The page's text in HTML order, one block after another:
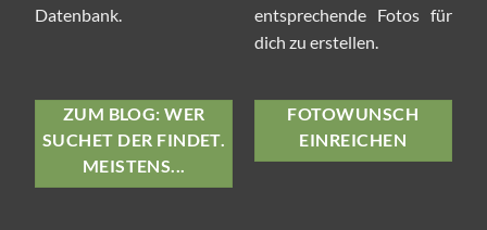
Datenbank.
entsprechende Fotos für
dich zu erstellen.
ZUM BLOG: WER
SUCHET DER FINDET.
MEISTENS...
FOTOWUNSCH
EINREICHEN